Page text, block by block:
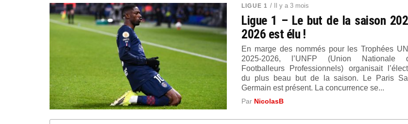
LIGUE 1 / Il y a 3 mois
Ligue 1 – Le but de la saison
2026 est élu !
En marge des nommés pour les Trophées
2025-2026, l’UNFP (Union Nationale
Footballeurs Professionnels) organisait
du plus beau but de la saison. Le Paris
Germain est présent. La concurrence se...
Par NicolasB